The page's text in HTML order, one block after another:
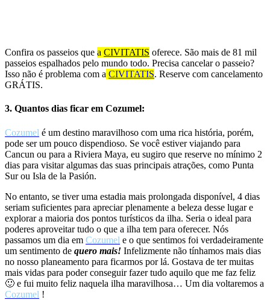
Confira os passeios que a CIVITATIS oferece. São mais de 81 mil
passeios espalhados pelo mundo todo. Precisa cancelar o passeio?
Isso não é problema com a CIVITATIS. Reserve com cancelamento
GRÁTIS.
3. Quantos dias ficar em Cozumel:
Cozumel é um destino maravilhoso com uma rica história, porém,
pode ser um pouco dispendioso. Se você estiver viajando para
Cancun ou para a Riviera Maya, eu sugiro que reserve no mínimo 2
dias para visitar algumas das suas principais atrações, como Punta
Sur ou Isla de la Pasión.
No entanto, se tiver uma estadia mais prolongada disponível, 4 dias
seriam suficientes para apreciar plenamente a beleza desse lugar e
explorar a maioria dos pontos turísticos da ilha. Seria o ideal para
poderes aproveitar tudo o que a ilha tem para oferecer. Nós
passamos um dia em Cozumel e o que sentimos foi verdadeiramente
um sentimento de quero mais! Infelizmente não tínhamos mais dias
no nosso planeamento para ficarmos por lá. Gostava de ter muitas
mais vidas para poder conseguir fazer tudo aquilo que me faz feliz
🙂 e fui muito feliz naquela ilha maravilhosa… Um dia voltaremos a
Cozumel !